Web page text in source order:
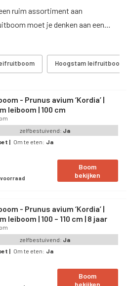
ruim assortiment aan
moet je denken aan een
een rek in vast is gemaakt.
50 cm hoogte in de boom zit,
Hoogstam leifruitboom
‘Kordia’ |
leiboom | 100 cm
zelfbestuivend: Ja
| Om te eten: Ja
Boom
bekijken
‘Kordia’ |
leiboom | 100 – 110 cm | 8 jaar
zelfbestuivend: Ja
| Om te eten: Ja
Boom
bekijken